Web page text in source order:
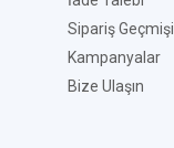
Sipariş Geçmişi
Kampanyalar
Bize Ulaşın